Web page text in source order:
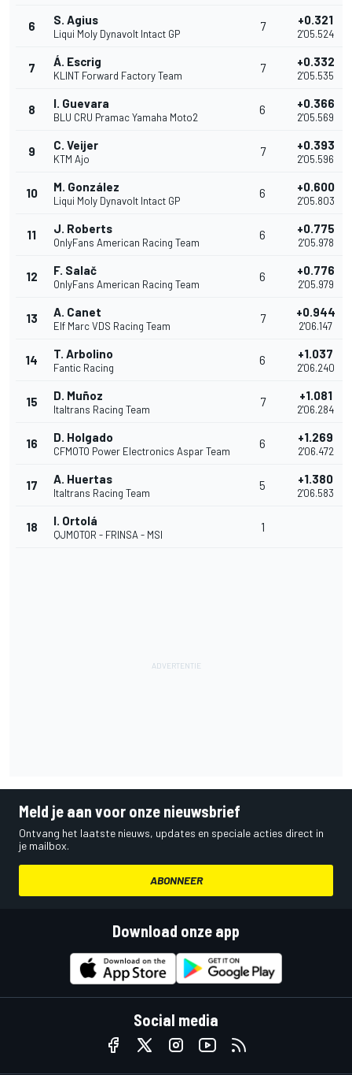
6 S. Agius
Liqui Moly Dynavolt Intact GP
7 +0.321
2'05.524
7 Á. Escrig
KLINT Forward Factory Team
7 +0.332
2'05.535
8 I. Guevara
BLU CRU Pramac Yamaha Moto2
6 +0.366
2'05.569
9 C. Veijer
KTM Ajo
7 +0.393
2'05.596
10 M. González
Liqui Moly Dynavolt Intact GP
6 +0.600
2'05.803
11 J. Roberts
OnlyFans American Racing Team
6 +0.775
2'05.978
12 F. Salač
OnlyFans American Racing Team
6 +0.776
2'05.979
13 A. Canet
Elf Marc VDS Racing Team
7 +0.944
2'06.147
14 T. Arbolino
Fantic Racing
6 +1.037
2'06.240
15 D. Muñoz
Italtrans Racing Team
7 +1.081
2'06.284
16 D. Holgado
CFMOTO Power Electronics Aspar Team
6 +1.269
2'06.472
17 A. Huertas
Italtrans Racing Team
5 +1.380
2'06.583
18 I. Ortolá
QJMOTOR - FRINSA - MSI
1
Meld je aan voor onze nieuwsbrief
Ontvang het laatste nieuws, updates en speciale acties direct in
je mailbox.
ABONNEER
Download onze app
Social media